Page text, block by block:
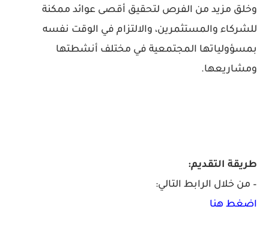
وخلق مزيد من الفرص لتحقيق أقصى عوائد ممكنة
للشركاء والمستثمرين، والالتزام في الوقت نفسه
بمسؤولياتها المجتمعية في مختلف أنشطتها
ومشاريعها.
طريقة التقديم:
– من خلال الرابط التالي:
اضغط هنا